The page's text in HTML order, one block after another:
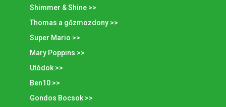
Shimmer & Shine >>
Thomas a gőzmozdony >>
Super Mario >>
Mary Poppins >>
Utódok >>
Ben10 >>
Gondos Bocsok >>